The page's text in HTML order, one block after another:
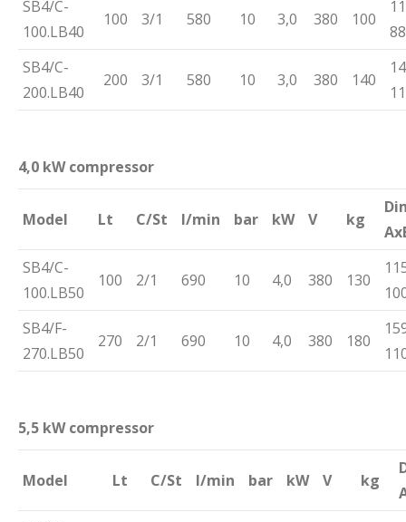
SB4/C-
100.LB40
100 3/1 580 10 3,0 380 100
SB4/C-
200.LB40
200 3/1 580 10 3,0 380 140
4,0 kW compressor
Model Lt C/St l/min bar kW V kg
SB4/C-
100.LB50
100 2/1 690 10 4,0 380 130
SB4/F-
270.LB50
270 2/1 690 10 4,0 380 180
5,5 kW compressor
Model Lt C/St l/min bar kW V kg